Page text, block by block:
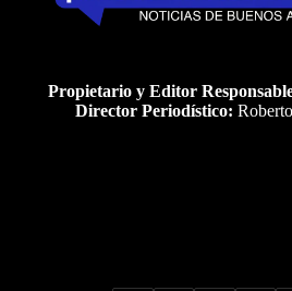
Propietario y Editor
Director Periodístico: